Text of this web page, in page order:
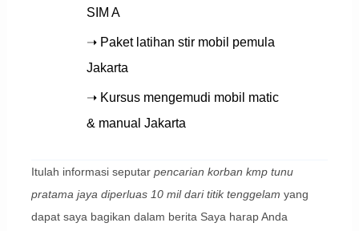
SIM A
➝ Paket latihan stir mobil pemula
Jakarta
➝ Kursus mengemudi mobil matic
& manual Jakarta
Itulah informasi seputar pencarian korban kmp tunu
pratama jaya diperluas 10 mil dari titik tenggelam yang
dapat saya bagikan dalam berita Saya harap Anda